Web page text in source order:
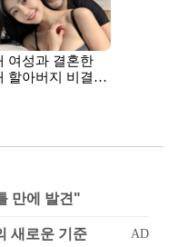
만에 발견"